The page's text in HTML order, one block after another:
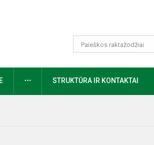
DAUGIAUSTRUKTŪRA IR KONTAKTAI